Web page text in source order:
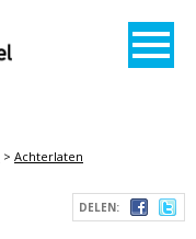
> Achterlaten
DELEN: